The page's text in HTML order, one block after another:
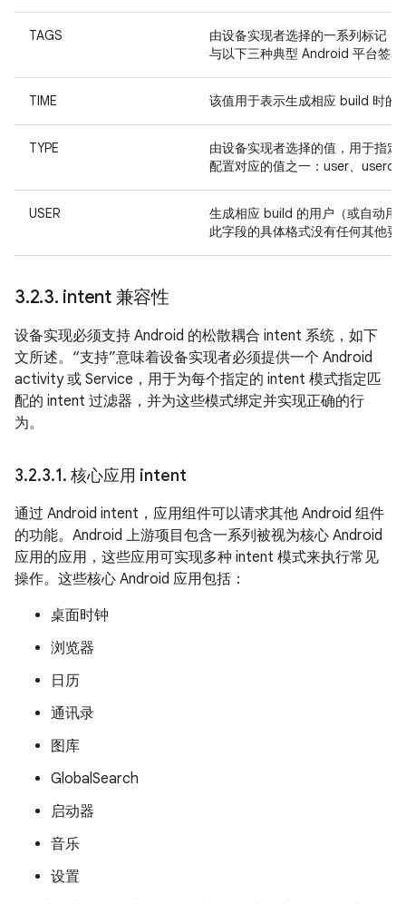
TAGS
由设备实现者选择的一系列标记
与以下三种典型 Android 平台签
TIME 该值用于表示生成相应 build 时的
TYPE
由设备实现者选择的值，用于指
配置对应的值之一：user、
USER
生成相应 build 的用户（或自动用
此字段的具体格式没有任何其他要
3.2.3. intent 兼容性
设备实现必须支持 Android 的松散耦合 intent 系统，如下
文所述。“支持”意味着设备实现者必须提供一个 Android
activity 或 Service，用于为每个指定的 intent 模式指定匹
配的 intent 过滤器，并为这些模式绑定并实现正确的行
为。
3.2.3.1. 核心应用 intent
通过 Android intent，应用组件可以请求其他 Android 组件
的功能。Android 上游项目包含一系列被视为核心 Android
应用的应用，这些应用可实现多种 intent 模式来执行常见
操作。这些核心 Android 应用包括：
桌面时钟
浏览器
日历
通讯录
图库
GlobalSearch
启动器
音乐
设置